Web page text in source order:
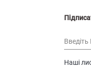
Введіть
Наші